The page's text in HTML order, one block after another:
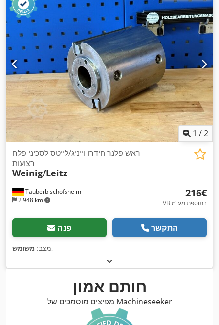
1 /2
Tauberbischofsheim
2,948 km
ראש פלנר הידרו וייניג/לייטס לסכיני פלח
רצועות
Weinig/Leitz
‏216 ‏€
VB בתוספת מע"מ
פנה התקשר
מצב: משומש ,
חותם אמון
מפיצים מוסמכים של Machineseeker